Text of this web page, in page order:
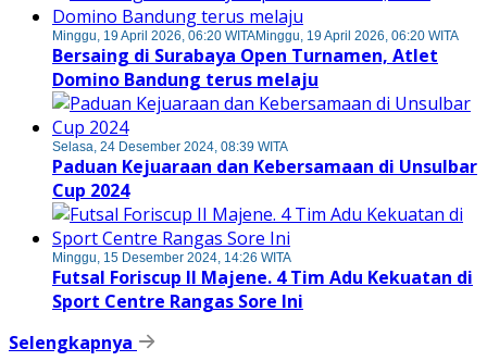
Minggu, 19 April 2026, 06:20 WITAMinggu, 19 April 2026, 06:20 WITA
Bersaing di Surabaya Open Turnamen, Atlet
Domino Bandung terus melaju
Selasa, 24 Desember 2024, 08:39 WITA
Paduan Kejuaraan dan Kebersamaan di Unsulbar
Cup 2024
Minggu, 15 Desember 2024, 14:26 WITA
Futsal Foriscup II Majene. 4 Tim Adu Kekuatan di
Sport Centre Rangas Sore Ini
Selengkapnya